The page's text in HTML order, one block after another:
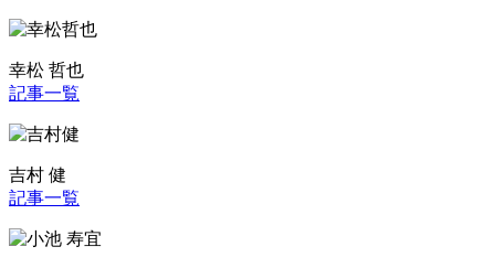
幸松 哲也
記事一覧
吉村 健
記事一覧